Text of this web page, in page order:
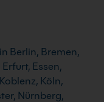
Berlin, Bremen,
Essen,
Köln,
Nürnberg,